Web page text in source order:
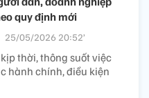
quy định mới
25/05/2026 20:52’
thời, thông suốt việc
hành chính, điều kiện